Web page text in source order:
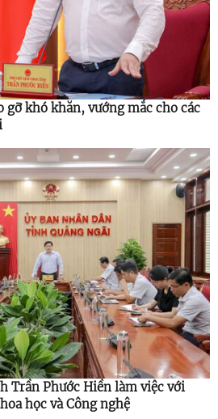
gỡ khó khăn, vướng mắc cho các
Trần Phước Hiền làm việc với
học và Công nghệ